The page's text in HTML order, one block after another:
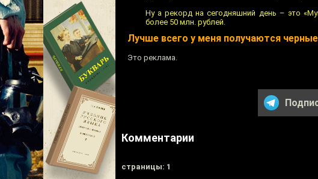
Ну а рекорд на сегодняшний день – это
более 50 млн. рублей.
Лучше всего у меня получаются
Это реклама.
Комментарии
cтраницы: 1